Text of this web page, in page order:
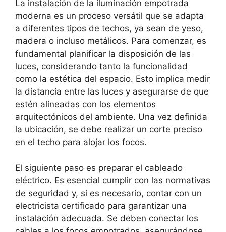
La instalación de la iluminación empotrada
moderna es un proceso versátil que se adapta
a diferentes tipos de techos, ya sean de yeso,
madera o incluso metálicos. Para comenzar, es
fundamental planificar la disposición de las
luces, considerando tanto la funcionalidad
como la estética del espacio. Esto implica medir
la distancia entre las luces y asegurarse de que
estén alineadas con los elementos
arquitectónicos del ambiente. Una vez definida
la ubicación, se debe realizar un corte preciso
en el techo para alojar los focos.
El siguiente paso es preparar el cableado
eléctrico. Es esencial cumplir con las normativas
de seguridad y, si es necesario, contar con un
electricista certificado para garantizar una
instalación adecuada. Se deben conectar los